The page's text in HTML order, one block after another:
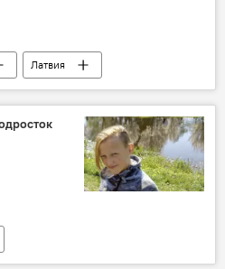
Латвия
Бюро по предотвращению и борьбе с коррупцией (БПБК, KNAB)
зеленых и крестьян
Рига